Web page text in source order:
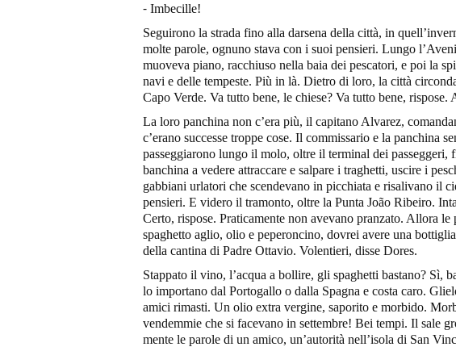
⁃ Imbecille!
Seguirono la strada fino alla darsena della città, in
molte parole, ognuno stava con i suoi pensieri. Lungo
muoveva piano, racchiuso nella baia dei pescatori, e poi la
navi e delle tempeste. Più in là. Dietro di loro, la città
Capo Verde. Va tutto bene, le chiese? Va tutto bene,
La loro panchina non c’era più, il capitano Alvarez,
c’erano successe troppe cose. Il commissario e la panchina
passeggiarono lungo il molo, oltre il terminal dei passeggeri,
banchina a vedere attraccare e salpare i traghetti, uscire i
gabbiani urlatori che scendevano in picchiata e risalivano il
pensieri. E videro il tramonto, oltre la Punta João Ribeiro.
Certo, rispose. Praticamente non avevano pranzato. Allora
spaghetto aglio, olio e peperoncino, dovrei avere una
della cantina di Padre Ottavio. Volentieri, disse Dores.
Stappato il vino, l’acqua a bollire, gli spaghetti bastano? Sì,
lo importano dal Portogallo o dalla Spagna e costa caro.
amici rimasti. Un olio extra vergine, saporito e morbido.
vendemmie che si facevano in settembre! Bei tempi. Il sale
mente le parole di un amico, un’autorità nell’isola di San